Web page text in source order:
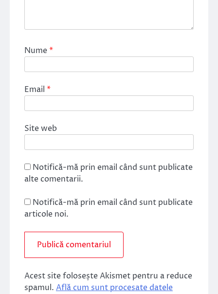
Nume*
Email *
Site web
Notifică-mă prin email când sunt publicate
alte comentarii.
Notifică-mă prin email când sunt publicate
articole noi.
Acest site folosește Akismet pentru a reduce
spamul. Află cum sunt procesate datele